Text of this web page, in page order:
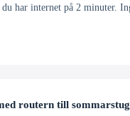
har internet på 2 minuter.
routern till